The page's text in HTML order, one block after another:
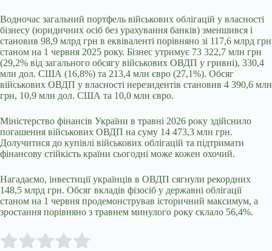
Водночас загальний портфель військових облігацій у власності
бізнесу (юридичних осіб без урахування банків) зменшився і
становив 98,9 млрд грн в еквіваленті порівняно зі 117,6 млрд грн
станом на 1 червня 2025 року. Бізнес утримує 73 322,7 млн грн
(29,2% від загального обсягу військових ОВДП у гривні), 330,4
млн дол. США (16,8%) та 213,4 млн євро (27,1%). Обсяг
військових ОВДП у власності нерезидентів становив 4 390,6 млн
грн, 10,9 млн дол. США та 10,0 млн євро.
Міністерство фінансів України в травні 2026 року здійснило
погашення військових ОВДП на суму 14 473,3 млн грн.
Долучитися до купівлі військових облігацій та підтримати
фінансову стійкість країни сьогодні може кожен охочий.
Нагадаємо, інвестиції українців в ОВДП сягнули рекордних
148,5 млрд грн. Обсяг вкладів фізосіб у державні облігації
станом на 1 червня продемонстрував історичний максимум, а
зростання порівняно з травнем минулого року склало 56,4%.
Rate this item: